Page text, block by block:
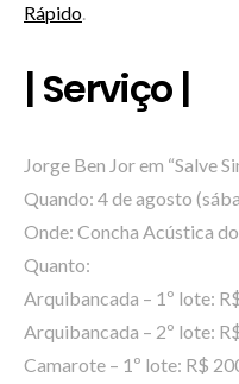
Rápido.
| Serviço |
Jorge Ben Jor em “Salve
Quando: 4 de agosto
Onde: Concha Acústica
Quanto:
Arquibancada – 1º lote:
Arquibancada – 2º lote:
Camarote – 1º lote: R$